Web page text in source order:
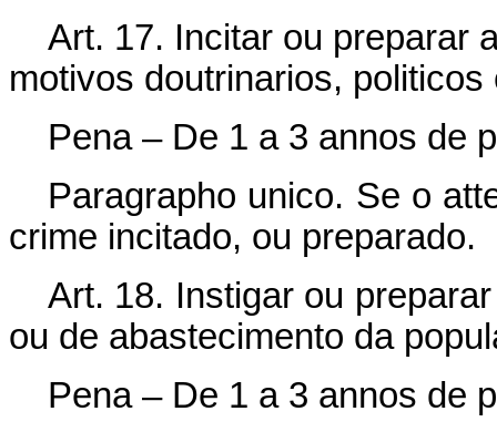
Art. 17. Incitar ou preparar
motivos doutrinarios, politicos
Pena – De 1 a 3 annos de
Paragrapho unico. Se o
crime incitado, ou preparado.
Art. 18. Instigar ou
ou de abastecimento da
Pena – De 1 a 3 annos de